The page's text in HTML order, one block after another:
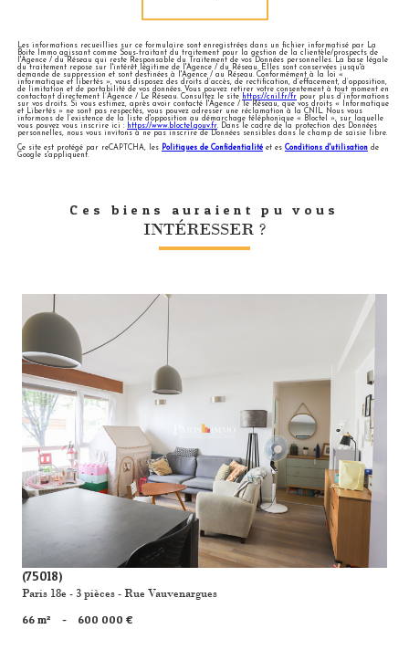
Les informations recueillies sur ce formulaire sont enregistrées dans un fichier informatisé par La
Boite Immo agissant comme Sous-traitant du traitement pour la gestion de la clientèle/prospects de
l'Agence / du Réseau qui reste Responsable du Traitement de vos Données personnelles. La base légale
du traitement repose sur l'intérêt légitime de l'Agence / du Réseau. Elles sont conservées jusqu'à
demande de suppression et sont destinées à l'Agence / au Réseau. Conformément à la loi «
informatique et libertés », vous disposez des droits d’accès, de rectification, d’effacement, d’opposition,
de limitation et de portabilité de vos données. Vous pouvez retirer votre consentement à tout moment en
contactant directement l’Agence / Le Réseau. Consultez le site
https://cnil.fr/fr pour plus d’informations
sur vos droits. Si vous estimez, après avoir contacté l'Agence / le Réseau, que vos droits « Informatique
et Libertés » ne sont pas respectés, vous pouvez adresser une réclamation à la CNIL. Nous vous
informons de l’existence de la liste d'opposition au démarchage téléphonique « Bloctel », sur laquelle
vous pouvez vous inscrire ici :
https://www.bloctel.gouv.fr. Dans le cadre de la protection des Données
personnelles, nous vous invitons à ne pas inscrire de Données sensibles dans le champ de saisie libre.
Ce site est protégé par reCAPTCHA, les
Politiques de Confidentialité et es Conditions d'utilisation de
Google s'appliquent.
Ces biens auraient pu vous
INTÉRESSER ?
voir le bien
(75018)
Paris 18e - 3 pièces - Rue Vauvenargues
66 m² - 600 000 €